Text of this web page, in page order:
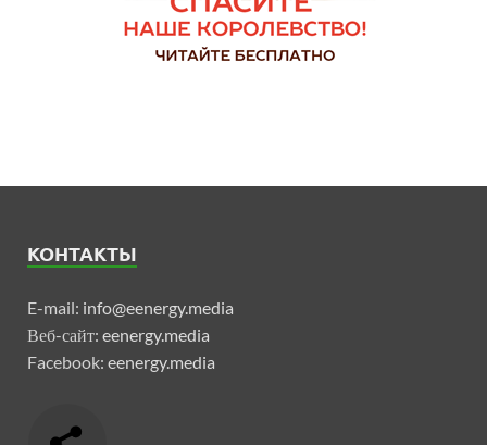
КОНТАКТЫ
E-mail: info@eenergy.media
Веб-сайт: eenergy.media
Facebook: eenergy.media